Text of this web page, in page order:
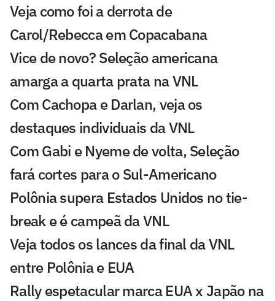
Veja como foi a derrota de
Carol/Rebecca em Copacabana
Vice de novo? Seleção americana
amarga a quarta prata na VNL
Com Cachopa e Darlan, veja os
destaques individuais da VNL
Com Gabi e Nyeme de volta, Seleção
fará cortes para o Sul-Americano
Polônia supera Estados Unidos no tie-
break e é campeã da VNL
Veja todos os lances da final da VNL
entre Polônia e EUA
Rally espetacular marca EUA x Japão na